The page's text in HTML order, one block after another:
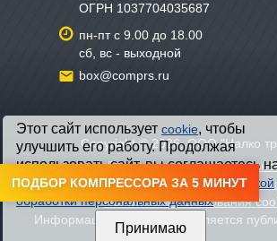
ОГРН 1037704035687
пн-пт с 9.00 до 18.00
сб, вс - выходной
box@comprs.ru
Copyright © 2026, ООО "Налко
Политика
Политика хранения и обработки
Политика использования
Информация на сайте не является
Этот сайт использует cookie, чтобы
улучшить его работу. Продолжая
использовать сайт, вы соглашаетесь
обработку файлов cookie и сПолитикой
обработки персональных данных
ПОДБОР КОМПРЕССОРА ЗА 5 МИНУТ